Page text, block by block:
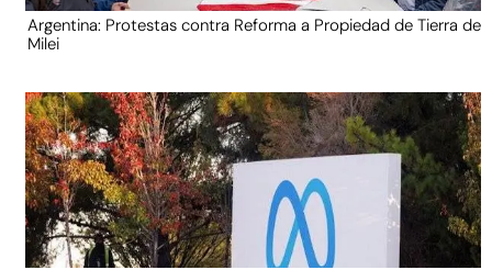
Argentina: Protestas contra Reforma a Propiedad de Tierra de
Milei